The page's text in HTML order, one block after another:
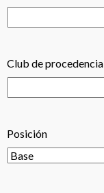
Club de procedencia
Posición